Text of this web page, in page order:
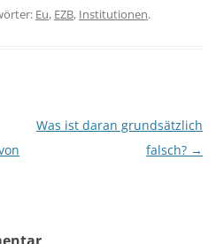
Eu, EZB, Institutionen.
Was ist daran grundsätzlich
falsch? →